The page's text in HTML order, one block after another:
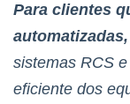
Para clientes
automatizadas,
sistemas RCS
eficiente dos